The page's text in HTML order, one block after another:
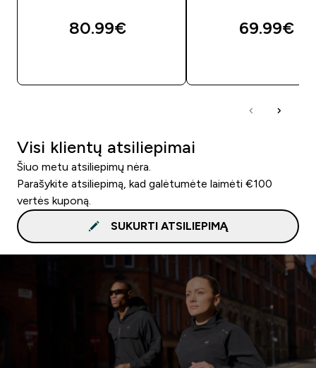
80.99€‎ 69.99€‎
Visi klientų atsiliepimai
Šiuo metu atsiliepimų nėra.
Parašykite atsiliepimą, kad galėtumėte laimėti €100
vertės kuponą.
SUKURTI ATSILIEPIMĄ